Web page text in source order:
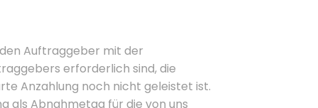
Auftraggeber mit der
erforderlich sind, die
Anzahlung noch nicht geleistet ist.
als Abnahmetag für die von uns